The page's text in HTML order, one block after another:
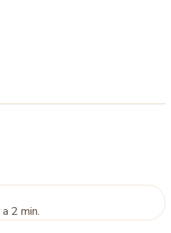
2 min.